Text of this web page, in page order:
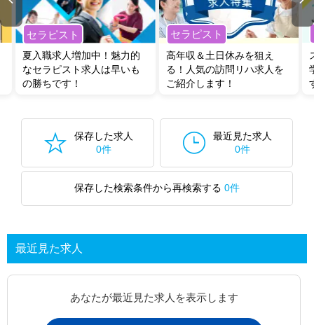
セラピスト
夏入職求人増加中！魅力的
なセラピスト求人は早いも
の勝ちです！
セラピスト
高年収＆土日休みを狙え
る！人気の訪問リハ求人を
ご紹介します！
保存した求人
0件
最近見た求人
0件
保存した検索条件から再検索する 0件
最近見た求人
あなたが最近見た求人を表示します